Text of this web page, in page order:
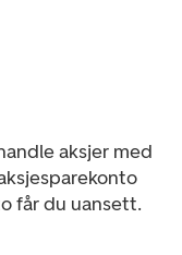
aksjer med
får du uansett.